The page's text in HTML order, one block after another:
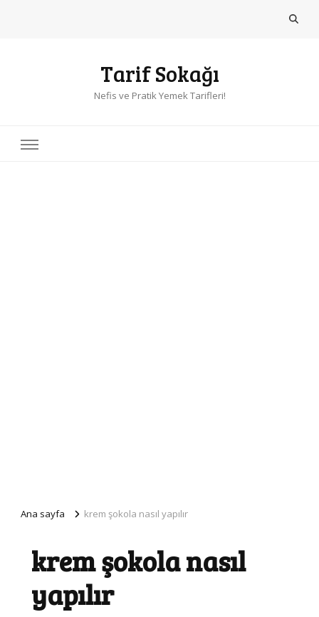
Tarif Sokağı
Nefis ve Pratik Yemek Tarifleri!
Ana sayfa krem şokola nasıl yapılır
krem şokola nasıl
yapılır